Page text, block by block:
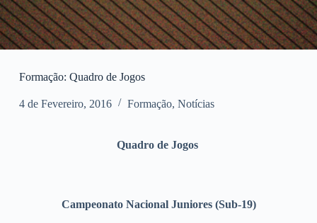
Formação: Quadro de Jogos
4 de Fevereiro, 2016 Formação, Notícias
Quadro de Jogos
Campeonato Nacional Juniores (Sub-19)